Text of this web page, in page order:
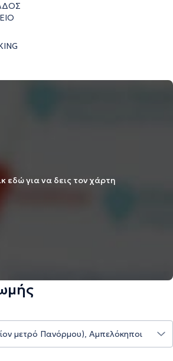
εδώ για να δεις τον χάρτη